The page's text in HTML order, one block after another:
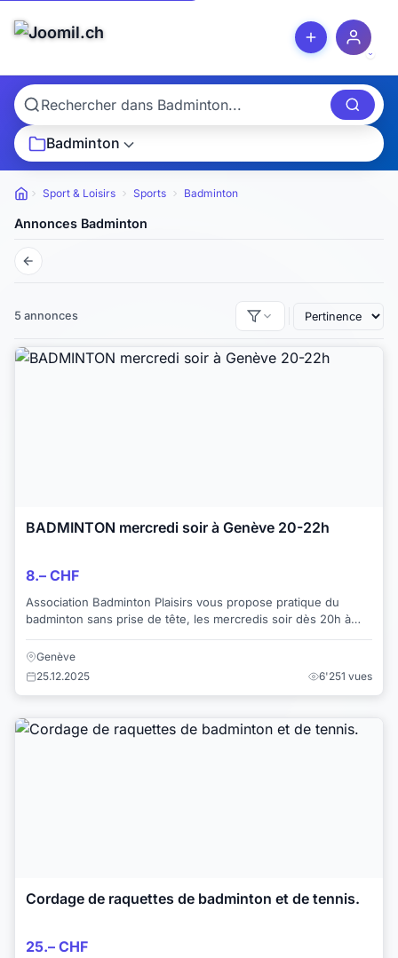
Badminton
Petites annonces
Sport & Loisirs Sports Badminton
Annonces Badminton
5 annonces
BADMINTON mercredi soir à Genève 20-22h
8.– CHF
Association Badminton Plaisirs vous propose pratique du
badminton sans prise de tête, les mercredis soir dès 20h à
Genève
25.12.2025
6'251 vues
Cordage de raquettes de badminton et de tennis.
25.– CHF